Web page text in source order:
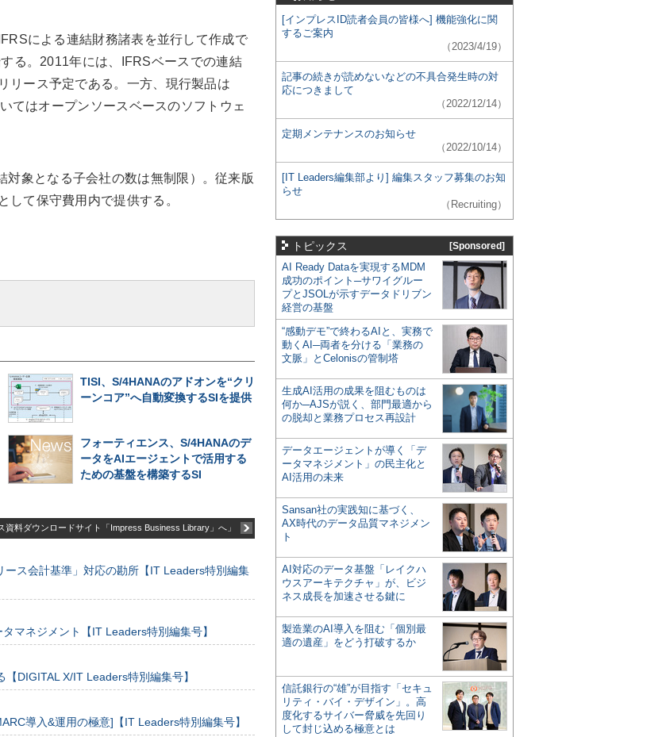
による連結財務諸表を並行して作成で
る。2011年には、IFRSベースでの連結
リース予定である。一方、現行製品は
てはオープンソースベースのソフトウェ
象となる子会社の数は無制限）。従来版
して保守費用内で提供する。
TISI、S/4HANAのアドオンを“クリ
ーンコア”へ自動変換するSIを提供
フォーティエンス、S/4HANAのデ
ータをAIエージェントで活用する
ための基盤を構築するSI
資料ダウンロードサイト「Impress Business Library」へ」
ス会計基準」対応の勘所【IT Leaders特別編集
マネジメント【IT Leaders特別編集号】
DIGITAL X/IT Leaders特別編集号】
導入&運用の極意]【IT Leaders特別編集号】
[インプレスID読者会員の皆様へ] 機能強化に関
するご案内
（2023/4/19）
記事の続きが読めないなどの不具合発生時の対
応につきまして
（2022/12/14）
定期メンテナンスのお知らせ
（2022/10/14）
[IT Leaders編集部より] 編集スタッフ募集のお知
らせ
（Recruiting）
トピックス [Sponsored]
AI Ready Dataを実現するMDM
成功のポイント─サワイグルー
プとJSOLが示すデータドリブン
経営の基盤
“感動デモ”で終わるAIと、実務で
動くAI─両者を分ける「業務の
文脈」とCelonisの管制塔
生成AI活用の成果を阻むものは
何か─AJSが説く、部門最適から
の脱却と業務プロセス再設計
データエージェントが導く「デ
ータマネジメント」の民主化と
AI活用の未来
Sansan社の実践知に基づく、
AX時代のデータ品質マネジメン
ト
AI対応のデータ基盤「レイクハ
ウスアーキテクチャ」が、ビジ
ネス成長を加速させる鍵に
製造業のAI導入を阻む「個別最
適の遺産」をどう打破するか
信託銀行の“雄”が目指す「セキュ
リティ・バイ・デザイン」。高
度化するサイバー脅威を先回り
して封じ込める極意とは